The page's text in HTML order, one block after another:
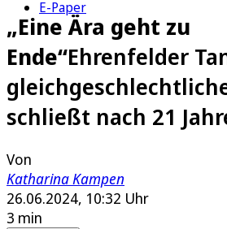
E-Paper
„Eine Ära geht zu
Ende“Ehrenfelder
schließt nach 21
Von
Katharina Kampen
26.06.2024, 10:32 Uhr
3 min